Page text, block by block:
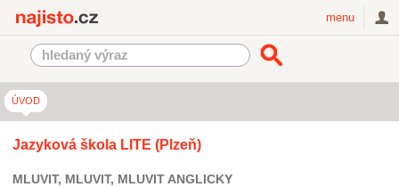
menu
ÚVOD
Jazyková škola LITE (Plzeň)
MLUVIT, MLUVIT, MLUVIT ANGLICKY